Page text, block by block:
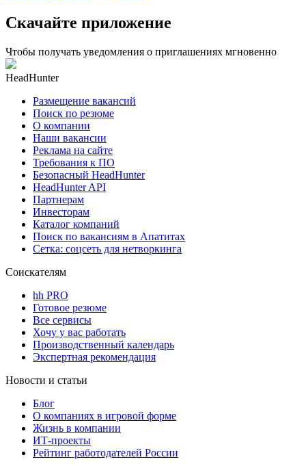
Скачайте приложение
Чтобы получать уведомления о приглашениях мгновенно
HeadHunter
Размещение вакансий
Поиск по резюме
О компании
Наши вакансии
Реклама на сайте
Требования к ПО
Безопасный HeadHunter
HeadHunter API
Партнерам
Инвесторам
Каталог компаний
Поиск по вакансиям в Апатитах
Сетка: соцсеть для нетворкинга
Соискателям
hh PRO
Готовое резюме
Все сервисы
Хочу у вас работать
Производственный календарь
Экспертная рекомендация
Новости и статьи
Блог
О компаниях в игровой форме
Жизнь в компании
ИТ-проекты
Рейтинг работодателей России